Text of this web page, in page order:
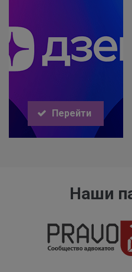
Перейти
Наши